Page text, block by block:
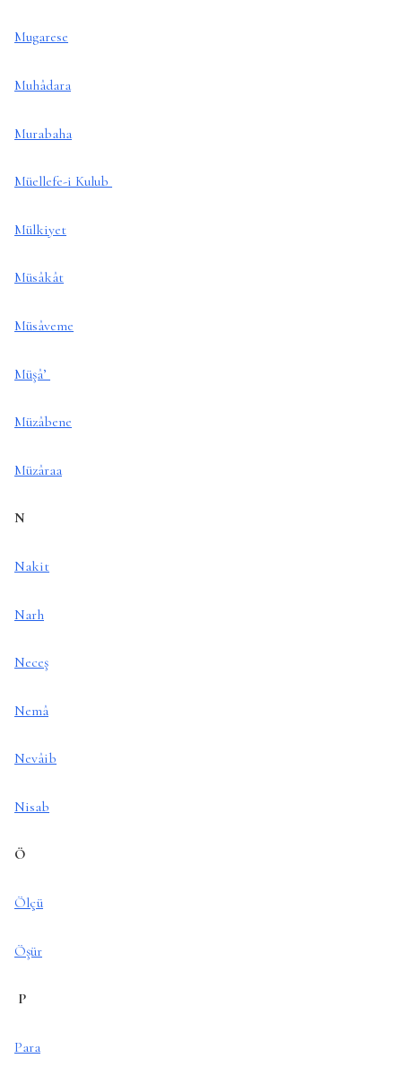
Mugarese
Muhâdara
Murabaha
Müellefe-i Kulub
Mülkiyet
Müsâkât
Müsâveme
Müşâ’
Müzâbene
Müzâraa
N
Nakit
Narh
Neceş
Nemâ
Nevâib
Nisab
Ö
Ölçü
Öşür
P
Para